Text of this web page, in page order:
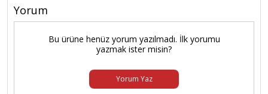
Yorum
Bu ürüne henüz yorum yazılmadı. İlk yorumu
yazmak ister misin?
Yorum Yaz